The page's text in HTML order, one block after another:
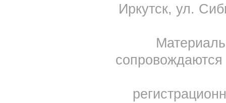
Иркутск, ул.